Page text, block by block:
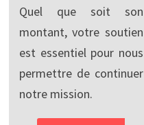
Quel que soit son
montant, votre soutien
est essentiel pour nous
permettre de continuer
notre mission.